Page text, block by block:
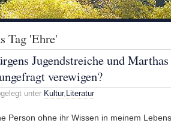
Tag 'Ehre'
Jugendstreiche und Marthas
verewigen?
unter Kultur, Literatur
Person ohne ihr Wissen in meinem